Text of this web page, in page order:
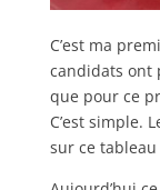
C’est ma
candidats ont
que pour ce
C’est simple.
sur ce